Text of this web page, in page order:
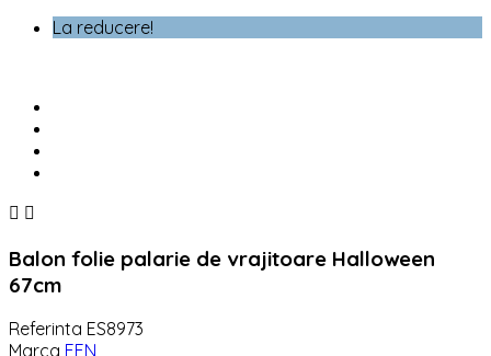
La reducere!
 
Balon folie palarie de vrajitoare Halloween
67cm
Referinta ES8973
Marca EFN